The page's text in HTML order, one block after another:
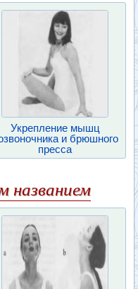
Укрепление мышц
и брюшного
пресса
названием